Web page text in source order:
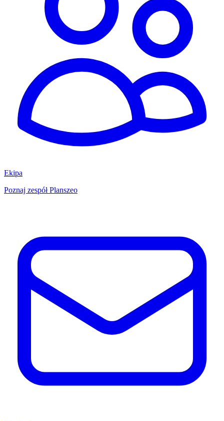
Ekipa
Poznaj zespół Planszeo